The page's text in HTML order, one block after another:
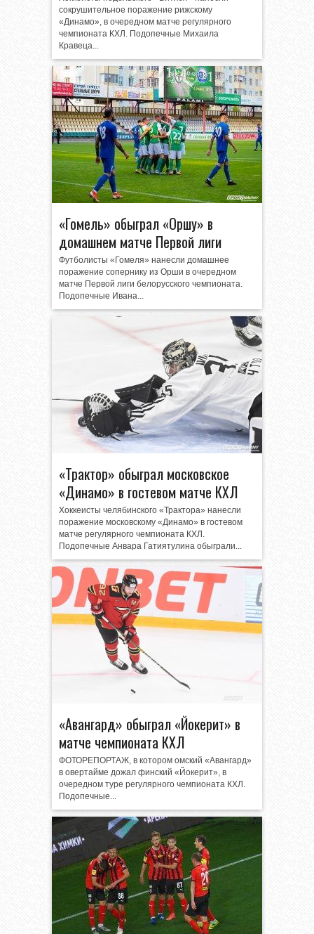
сокрушительное поражение рижскому
«Динамо», в очередном матче регулярного
чемпионата КХЛ. Подопечные Михаила
Кравеца...
«Гомель» обыграл «Оршу» в
домашнем матче Первой лиги
Футболисты «Гомеля» нанесли домашнее
поражение сопернику из Орши в очередном
матче Первой лиги белорусского чемпионата.
Подопечные Ивана...
«Трактор» обыграл московское
«Динамо» в гостевом матче КХЛ
Хоккеисты челябинского «Трактора» нанесли
поражение московскому «Динамо» в гостевом
матче регулярного чемпионата КХЛ.
Подопечные Анвара Гатиятулина обыграли...
«Авангард» обыграл «Йокерит» в
матче чемпионата КХЛ
ФОТОРЕПОРТАЖ, в котором омский «Авангард»
в овертайме дожал финский «Йокерит», в
очередном туре регулярного чемпионата КХЛ.
Подопечные...